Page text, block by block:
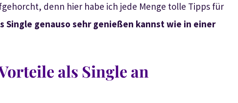
denn hier habe ich jede Menge tolle Tipps für
Single genauso sehr genießen kannst wie in einer
als Single an